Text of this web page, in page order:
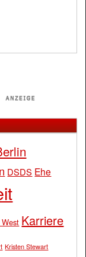
DSDS Ehe
Karriere
Kristen Stewart